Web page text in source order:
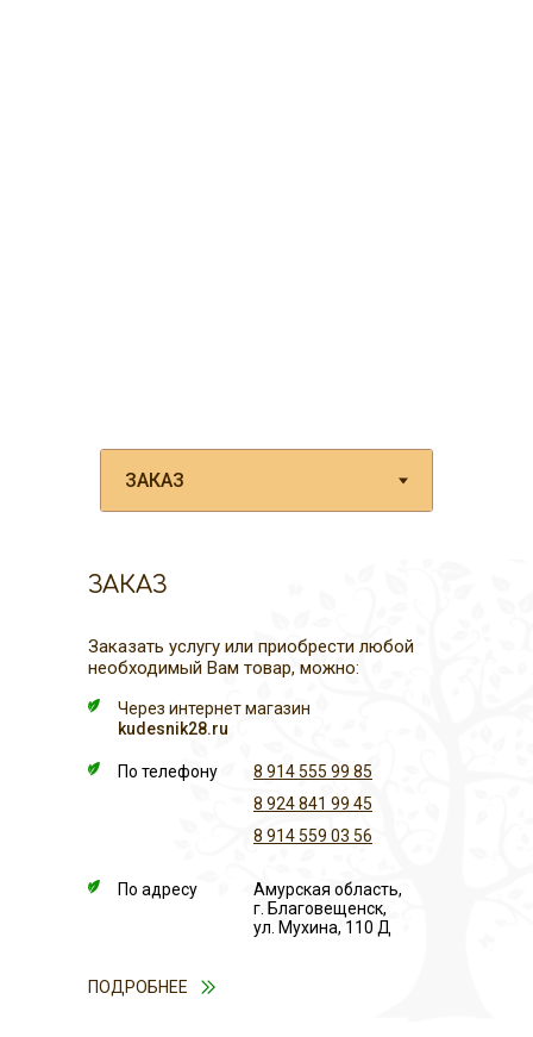
ЗАКАЗ
Амурская область,
г. Благовещенск,
ул. Мухина, 110 Д
8 914 555 99 85
8 924 841 99 45
По телефону
По адресу
8 914 559 03 56
Через интернет магазин
kudesnik28.ru
Заказать услугу или приобрести любой
необходимый Вам товар, можно:
ПОДРОБНЕЕ